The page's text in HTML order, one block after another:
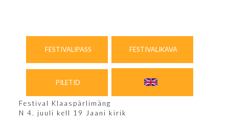
FESTIVALIPASS FESTIVALIKAVA
PILETID
Festival Klaaspärlimäng
N 4. juuli kell 19 Jaani kirik